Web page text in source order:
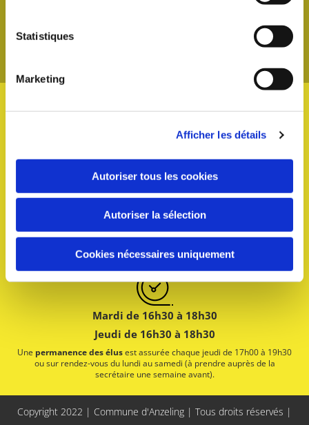
Statistiques
Marketing
Afficher les détails
Autoriser tous les cookies
Autoriser la sélection
Cookies nécessaires uniquement
4 place du Général de Gaulle
57320 ANZELING
03 87 35 78 83
mairie@anzeling.fr
Mardi de 16h30 à 18h30
Jeudi de 16h30 à 18h30
Une permanence des élusest assurée chaque jeudi de 17h00 à 19h30
ou sur rendez-vous du lundi au samedi (à prendre auprès de la
secrétaire une semaine avant).
Copyright 2022 | Commune d'Anzeling | Tous droits réservés |